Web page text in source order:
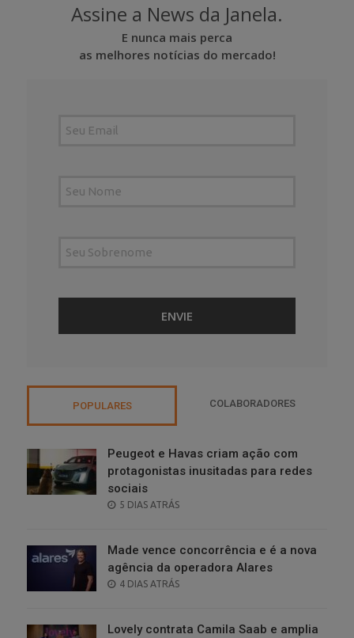
Assine a News da Janela.
E nunca mais perca
as melhores notícias do mercado!
POPULARES COLABORADORES
Peugeot e Havas criam ação com
protagonistas inusitadas para redes
sociais
POSTED
5 DIAS ATRÁS
Made vence concorrência e é a nova
agência da operadora Alares
POSTED
4 DIAS ATRÁS
Lovely contrata Camila Saab e amplia